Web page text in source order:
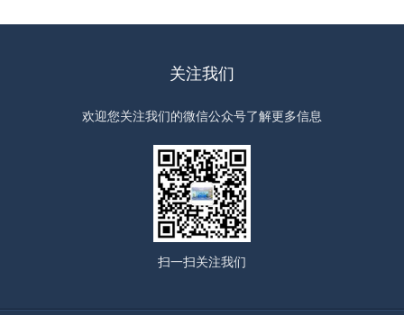
关注我们
欢迎您关注我们的微信公众号了解更多信息
扫一扫关注我们